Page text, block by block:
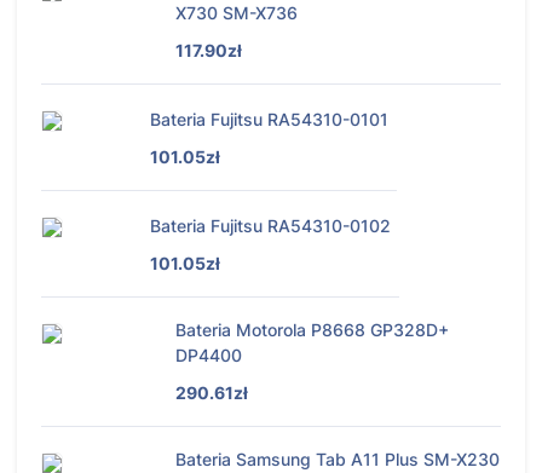
X730 SM-X736
117.90zł
Bateria Fujitsu RA54310-0101
101.05zł
Bateria Fujitsu RA54310-0102
101.05zł
Bateria Motorola P8668 GP328D+
DP4400
290.61zł
Bateria Samsung Tab A11 Plus SM-X230